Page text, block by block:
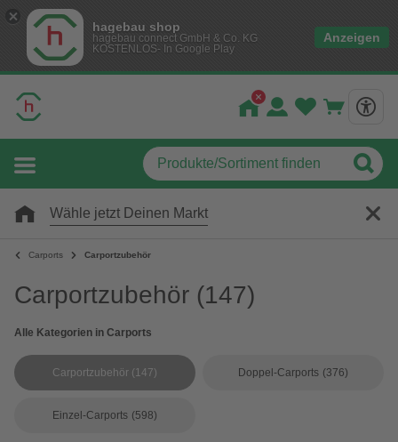
hagebau shop
hagebau connect GmbH & Co. KG
KOSTENLOS- In Google Play
Anzeigen
Wähle jetzt Deinen Markt
Carports Carportzubehör
Carportzubehör (147)
Alle Kategorien in Carports
Carportzubehör (147) Doppel-Carports (376)
Einzel-Carports (598)